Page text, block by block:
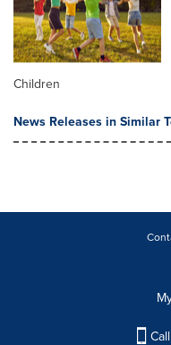
Children
News Releases in Similar